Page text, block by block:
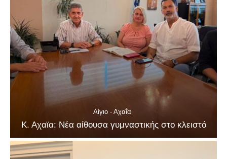
Αίγιο - Αχαΐα
Κ. Αχαϊα: Νέα αίθουσα γυμναστικής στο κλειστό